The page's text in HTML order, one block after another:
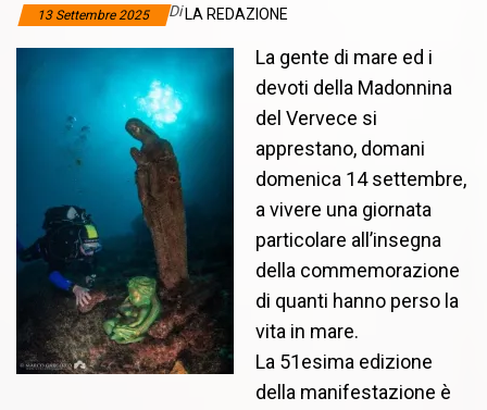
13 Settembre 2025 Di LA REDAZIONE
La gente di mare ed i
devoti della Madonnina
del Vervece si
apprestano, domani
domenica 14 settembre,
a vivere una giornata
particolare all’insegna
della commemorazione
di quanti hanno perso la
vita in mare.
La 51esima edizione
della manifestazione è